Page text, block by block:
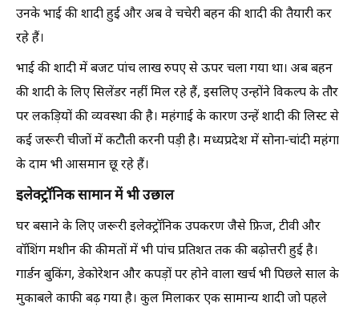
उनके भाई की शादी हुई और अब वे चचेरी बहन की शादी की तैयारी कर
रहे हैं।
भाई की शादी में बजट पांच लाख रुपए से ऊपर चला गया था। अब बहन
की शादी के लिए सिलेंडर नहीं मिल रहे हैं, इसलिए उन्होंने विकल्प के तौर
पर लकड़ियों की व्यवस्था की है। महंगाई के कारण उन्हें शादी की लिस्ट से
कई जरूरी चीजों में कटौती करनी पड़ी है। मध्यप्रदेश में सोना-चांदी महंगा
के दाम भी आसमान छू रहे हैं।
इलेक्ट्रॉनिक सामान में भी उछाल
घर बसाने के लिए जरूरी इलेक्ट्रॉनिक उपकरण जैसे फ्रिज, टीवी और
वॉशिंग मशीन की कीमतों में भी पांच प्रतिशत तक की बढ़ोत्तरी हुई है।
गार्डन बुकिंग, डेकोरेशन और कपड़ों पर होने वाला खर्च भी पिछले साल के
मुकाबले काफी बढ़ गया है। कुल मिलाकर एक सामान्य शादी जो पहले